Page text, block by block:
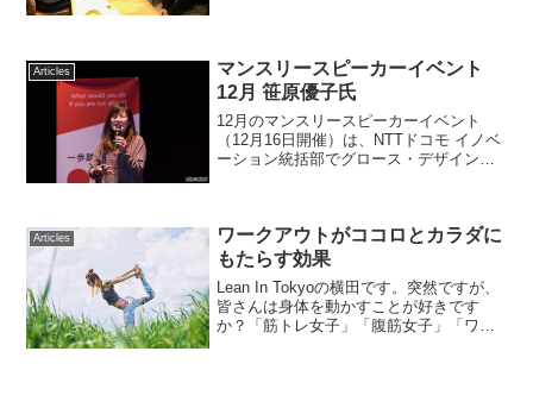
Articles
マンスリースピーカーイベント
12月 笹原優子氏
12月のマンスリースピーカーイベント
（12月16日開催）は、NTTドコモ イノベ
ーション統括部でグロース・デザイン担
てからの海外留学...
Articles
ワークアウトがココロとカラダに
もたらす効果
Lean In Tokyoの横田です。突然ですが、
皆さんは身体を動かすことが好きです
か？「筋トレ女子」「腹筋女子」「ワー